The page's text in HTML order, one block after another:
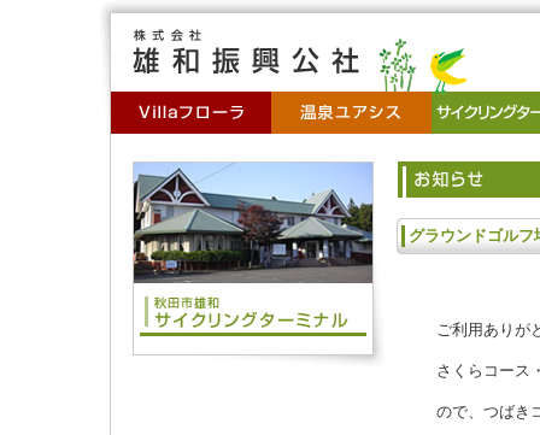
グラウンドゴル
ご利用ありが
さくらコース
ので、つばき